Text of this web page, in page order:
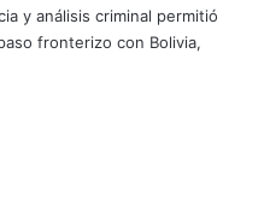
y análisis criminal permitió
fronterizo con Bolivia,